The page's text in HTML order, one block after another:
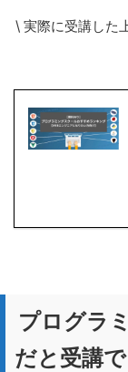
\ 実際に受講した
プログラ
だと受講